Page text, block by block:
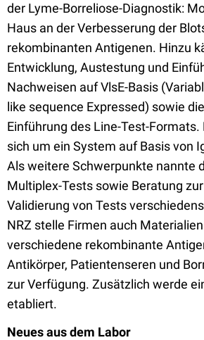
der Lyme-Borreliose-Diagnostik:
Haus an der Verbesserung der
rekombinanten Antigenen. Hinzu
Entwicklung, Austestung und
Nachweisen auf VlsE-Basis
like sequence Expressed) sowie
Einführung des Line-Test-
sich um ein System auf Basis von
Als weitere Schwerpunkte nannte
Multiplex-Tests sowie Beratung
Validierung von Tests
NRZ stelle Firmen auch
verschiedene rekombinante
Antikörper, Patientenseren und
zur Verfügung. Zusätzlich werde
etabliert.
Neues aus dem Labor